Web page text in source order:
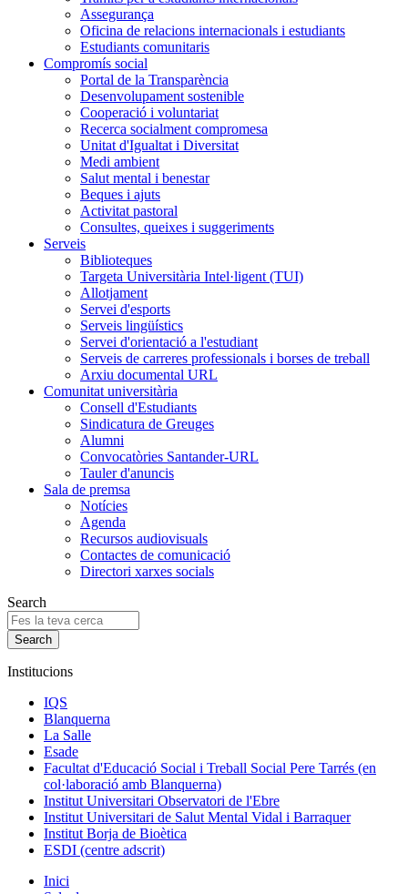
Assegurança
Oficina de relacions internacionals i estudiants
Estudiants comunitaris
Compromís social
Portal de la Transparència
Desenvolupament sostenible
Cooperació i voluntariat
Recerca socialment compromesa
Unitat d'Igualtat i Diversitat
Medi ambient
Salut mental i benestar
Beques i ajuts
Activitat pastoral
Consultes, queixes i suggeriments
Serveis
Biblioteques
Targeta Universitària Intel·ligent (TUI)
Allotjament
Servei d'esports
Serveis lingüístics
Servei d'orientació a l'estudiant
Serveis de carreres professionals i borses de treball
Arxiu documental URL
Comunitat universitària
Consell d'Estudiants
Sindicatura de Greuges
Alumni
Convocatòries Santander-URL
Tauler d'anuncis
Sala de premsa
Notícies
Agenda
Recursos audiovisuals
Contactes de comunicació
Directori xarxes socials
Search
Institucions
IQS
Blanquerna
La Salle
Esade
Facultat d'Educació Social i Treball Social Pere Tarrés (en
col·laboració amb Blanquerna)
Institut Universitari Observatori de l'Ebre
Institut Universitari de Salut Mental Vidal i Barraquer
Institut Borja de Bioètica
ESDI (centre adscrit)
Inici